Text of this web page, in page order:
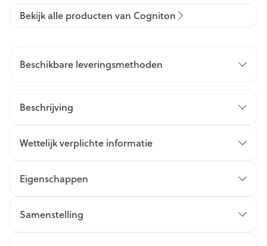
Bekijk alle producten van Cogniton
Beschikbare leveringsmethoden
Beschrijving
Wettelijk verplichte informatie
Eigenschappen
Samenstelling